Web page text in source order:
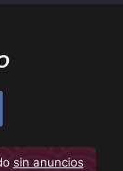
sin anuncios